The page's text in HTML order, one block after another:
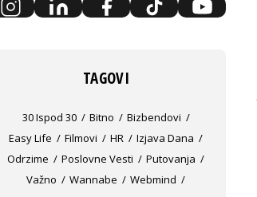
TAGOVI
30 Ispod 30 Bitno
Bizbendovi
Easy Life
Filmovi HR
Izjava Dana
Odrzime
Poslovne Vesti
Putovanja
Važno
Wannabe Webmind